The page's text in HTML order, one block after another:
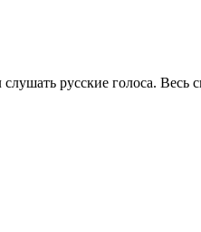
русские голоса. Весь